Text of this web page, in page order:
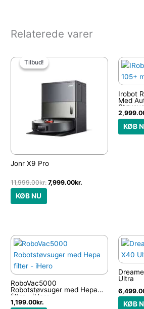
Relaterede varer
Tilbud!
Tilbud!
Jonr X9 Pro
11,999.00kr.
oprindelige
pris
11,999.00kr..
7,999.00kr.
aktuelle
7,999.00kr..
KØB NU
Irobot
Med
KØB
RoboVac5000
Robotstøvsuger med Hepa
filter – iHero
1,199.00kr.
Ultra
KØB